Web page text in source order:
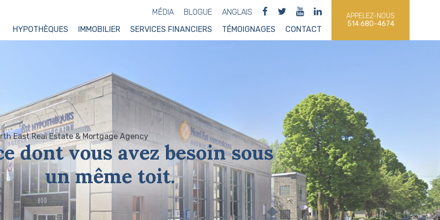
MÉDIA BLOGUE
ANGLAIS
HYPOTHÈQUES
IMMOBILIER SERVICES FINANCIERS TÉMOIGNAGES CONTACT
APPELEZ-NOUS
514 680-4674
dont vous avez besoin sous
un même toit.